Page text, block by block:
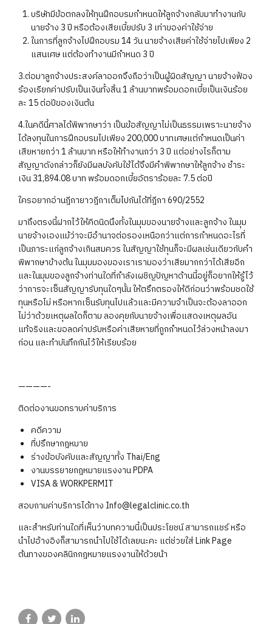
บริษัทมีข้อตกลงให้ทุนฝึกอบรมกำหนดให้ลูกจ้างกลับมาทำงานกับ
นายจ้าง 3 ปี หรือต้องเสียเบี้ยปรับ 3 เท่าของค่าใช้จ่าย
ในการที่ลูกจ้างไปฝึกอบรม 14 วัน นายจ้างเสียค่าใช้จ่ายไปเพียง 2
แสนเศษ แต่ต้องทำงานมีกำหนด 3 ปี
3.ต่อมาลูกจ้างประสงค์ลาออกจึงถือว่าเป็นผู้ผิดสัญญา นายจ้างฟ้อง
ร้องเรียกค่าปรับเป็นเงินทั้งสิ้น 1 ล้านบาทพร้อมดอกเบี้ยเป็นเงินร้อย
ละ 15 ต่อปีของเงินต้น
4.ในคดีนี้ศาลได้พิพากษาว่า เป็นข้อสัญญาไม่เป็นธรรมเพราะนายจ้าง
ได้ลงทุนในการฝึกอบรมไปเพียง 200,000 บาทเศษแต่กำหนดเป็นค่า
เสียหายกว่า 1 ล้านบาท หรือให้ทำงานกว่า 3 ปี แต่อย่างไรก็ตาม
สัญญาดังกล่าวก็ยังมีผลบังคับใช้ได้จึงมีคำพิพากษาให้ลูกจ้าง ชำระ
เงิน 31,894.08 บาท พร้อมดอกเบี้ยอัตราร้อยละ 7.5 ต่อปี
ใครอยากอ่านฎีกายาวฎีกาเต็มไปกันได้ที่ฎีกา 690/2552
มาถึงตรงนี้ฝากไว้ให้คิดนิดนึงทั้งในมุมของนายจ้างและลูกจ้าง ในมุม
นายจ้างเองแม้ว่าจะมีอำนาจต่อรองเหนือกว่าแต่การกำหนดอะไรที่
เป็นภาระแก่ลูกจ้างเกินสมควร ในสัญญาใช้ทุนก็จะมีผลเช่นเดียวกับคำ
พิพากษาข้างต้น ในมุมมองของเราเรามองว่าเสียมากกว่าได้เสียอีก
และในมุมของลูกจ้างท่านใดที่กำลังเผชิญปัญหาด้านนี้อยู่ก็อยากให้รู้ไว้
ว่าการจะเซ็นสัญญารับทุนใดๆนั้น ให้ตรึกตรองให้ดีก่อนว่าพร้อมชดใช้
ทุนหรือไม่ หรือหากเซ็นรับทุนไปแล้วและมีความจำเป็นจะต้องลาออก
ไม่ว่าด้วยเหตุผลใดก็ตาม ลองคุยกับนายจ้างเพื่อแสดงเหตุผลอัน
แท้จริงและขอลดค่าปรับหรือค่าเสียหายที่ถูกกำหนดไว้ล่วงหน้าลงมา
ก่อน และทำบันทึกกันไว้ให้เรียบร้อย
————-
ติดต่องานขอทราบค่าบริการ
คดีความ
ที่ปรึกษากฎหมาย
ร่างข้อบังคับและสัญญาทั้ง Thai/Eng
งานบรรยายกฎหมายแรงงาน PDPA
VISA & WORKPERMIT
สอบถามค่าบริการได้ทาง Info@legalclinic.co.th
และสำหรับท่านใดที่เห็นว่าบทความนี้เป็นประโยชน์ สามารถแชร์ หรือ
นำไปอ้างอิงก็สามารถนำไปใช้ได้เลยนะคะ แต่ช่วยใส่ Link Page
ต้นทางของคลินิกกฎหมายแรงงานให้ด้วยน้า